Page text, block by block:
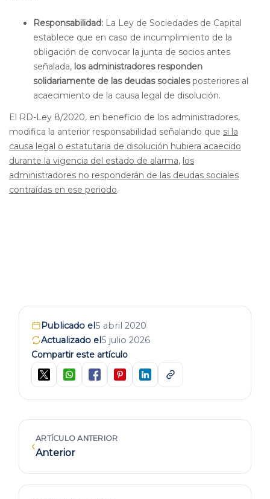
Responsabilidad: La Ley de Sociedades de Capital
establece que en caso de incumplimiento de la
obligación de convocar la junta de socios antes
señalada, los administradores responden
solidariamente de las deudas socialesposteriores al
acaecimiento de la causa legal de disolución.
El RD-Ley 8/2020, en beneficio de los administradores,
modifica la anterior responsabilidad señalando que si la
causa legal o estatutaria de disolución hubiera acaecido
durante la vigencia del estado de alarma, los
administradores no responderán de las deudas sociales
contraídas en ese periodo.
Publicado el5 abril 2020
Actualizado el5 julio 2026
Compartir este artículo
‹ARTÍCULO ANTERIOR
Anterior